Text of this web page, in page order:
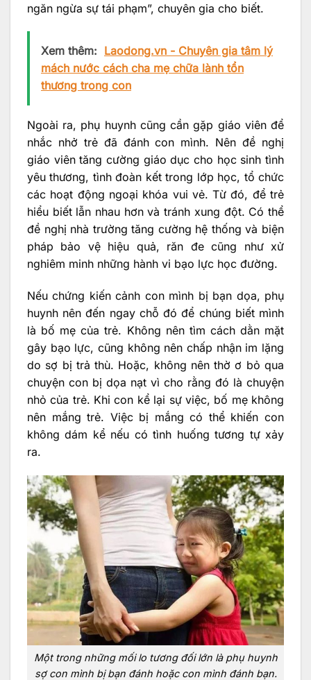
ngăn ngừa sự tái phạm”, chuyên gia cho biết.
Xem thêm: Laodong.vn - Chuyên gia tâm lý
mách nước cách cha mẹ chữa lành tổn
thương trong con
Ngoài ra, phụ huynh cũng cần gặp giáo viên để
nhắc nhở trẻ đã đánh con mình. Nên đề nghị
giáo viên tăng cường giáo dục cho học sinh tình
yêu thương, tình đoàn kết trong lớp học, tổ chức
các hoạt động ngoại khóa vui vẻ. Từ đó, để trẻ
hiểu biết lẫn nhau hơn và tránh xung đột. Có thể
đề nghị nhà trường tăng cường hệ thống và biện
pháp bảo vệ hiệu quả, răn đe cũng như xử
nghiêm minh những hành vi bạo lực học đường.
Nếu chứng kiến cảnh con mình bị bạn dọa, phụ
huynh nên đến ngay chỗ đó để chúng biết mình
là bố mẹ của trẻ. Không nên tìm cách dằn mặt
gây bạo lực, cũng không nên chấp nhận im lặng
do sợ bị trả thù. Hoặc, không nên thờ ơ bỏ qua
chuyện con bị dọa nạt vì cho rằng đó là chuyện
nhỏ của trẻ. Khi con kể lại sự việc, bố mẹ không
nên mắng trẻ. Việc bị mắng có thể khiến con
không dám kể nếu có tình huống tương tự xảy
ra.
Một trong những mối lo tương đối lớn là phụ huynh
sợ con mình bị bạn đánh hoặc con mình đánh bạn.